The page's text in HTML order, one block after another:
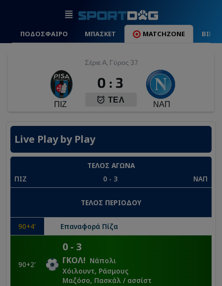
ΠΟΔΟΣΦΑΙΡΟ ΜΠΑΣΚΕΤ MATCHZONE
Σέριε Α, Γύρος 37
ΠΙΖ
0 : 3
ΤΕΛ ΝΑΠ
Live Play by Play
ΤΕΛΟΣ ΑΓΩΝΑ
ΠΙΖ
0- 3 ΝΑΠ
ΤΕΛΟΣ ΠΕΡΙΟΔΟΥ
90+4' Επαναφορά Πίζα
90+2'
0 -3
ΓΚΟΛ! Νάπολι
Χόιλουντ, Ράσμους
Μαζόσο, Πασκάλ / ασσίστ